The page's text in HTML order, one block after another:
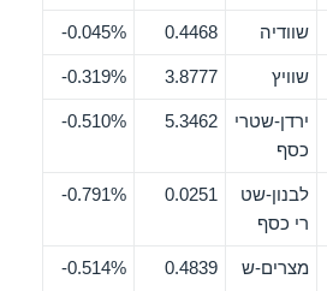
שוודיה 0.4468
0.045%-
שוויץ 3.8777
0.319%-
ירדן-שטרי
כסף
5.3462
0.510%-
לבנון-שט
רי כסף
0.0251
0.791%-
מצרים-ש
0.4839
0.514%-